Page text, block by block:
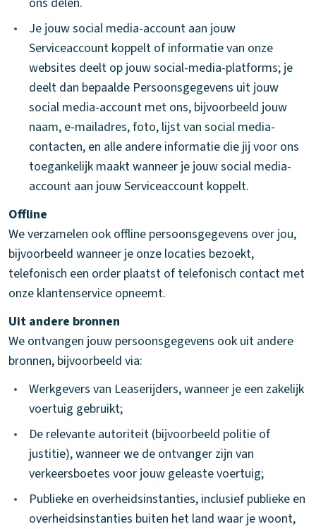
•
Je jouw social media-account aan jouw
Serviceaccount koppelt of informatie van onze
websites deelt op jouw social-media-platforms; je
deelt dan bepaalde Persoonsgegevens uit jouw
social media-account met ons, bijvoorbeeld jouw
naam, e-mailadres, foto, lijst van social media-
contacten, en alle andere informatie die jij voor ons
toegankelijk maakt wanneer je jouw social media-
account aan jouw Serviceaccount koppelt. ​
Offline
We verzamelen ook offline persoonsgegevens over jou,
bijvoorbeeld wanneer je onze locaties bezoekt,
telefonisch een order plaatst of telefonisch contact met
onze klantenservice opneemt.
Uit andere bronnen
We ontvangen jouw persoonsgegevens ook uit andere
bronnen, bijvoorbeeld via:
•
Werkgevers van Leaserijders, wanneer je een zakelijk
voertuig gebruikt;
•
De relevante autoriteit (bijvoorbeeld politie of
justitie), wanneer we de ontvanger zijn van
verkeersboetes voor jouw geleaste voertuig;
•
Publieke en overheidsinstanties, inclusief publieke en
overheidsinstanties buiten het land waar je woont,